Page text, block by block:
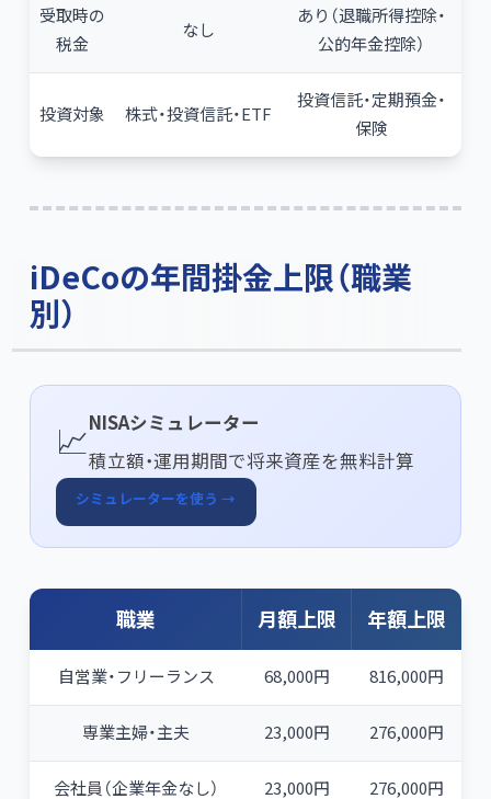
受取時の
税金
なし
あり（退職所得控除・
公的年金控除）
投資対象 株式・投資信託・ETF
投資信託・定期預金・
保険
iDeCoの年間掛金上限（職業
別）
📈
NISAシミュレーター
積立額・運用期間で将来資産を無料計算
シミュレーターを使う →
職業 月額上限 年額上限
自営業・フリーランス 68,000円 816,000円
専業主婦・主夫 23,000円 276,000円
会社員（企業年金なし） 23,000円 276,000円